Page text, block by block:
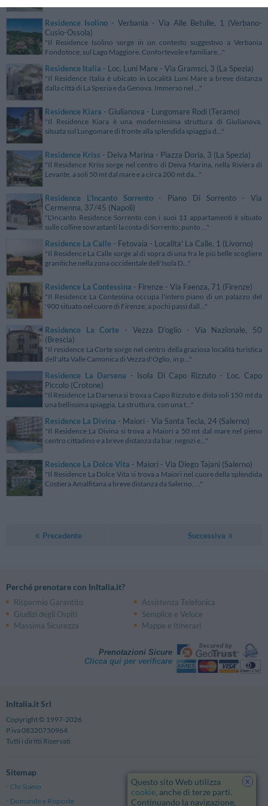
Residence Isolino - Verbania - Via Alle Betulle, 1 (Verbano-
Cusio-Ossola)
"Il Residence Isolino sorge in un contesto suggestivo a Verbania
Fondotoce, sul Lago Maggiore. Confortevole e familiare..."
Residence Italia - Loc. Luni Mare - Via Gramsci, 3 (La Spezia)
"Il Residence Italia è ubicato in Località Luni Mare a breve distanza
dalla città di La Spezia e da Genova. Immerso nel ..."
Residence Kiara - Giulianova - Lungomare Rodi (Teramo)
"Il Residence Kiara è una modernissima struttura di Giulianova,
situata sul Lungomare di fronte alla splendida spiaggia d..."
Residence Kriss - Deiva Marina - Piazza Doria, 3 (La Spezia)
"Il Residence Kriss sorge nel centro di Deiva Marina, nella Riviera di
Levante, a soli 50 mt dal mare e a circa 200 mt da..."
Residence L'Incanto Sorrento- Piano Di Sorrento - Via
Cermenna, 37/45 (Napoli)
"L'Incanto Residence Sorrento con i suoi 11 appartamenti è situato
sulle colline sovrastanti la costa di Sorrento; punto ..."
Residence La Calle - Fetovaia - Localita' La Calle, 1 (Livorno)
"Il Residence La Calle sorge al di sopra di una fra le più belle scogliere
granitiche nella zona occidentale dell'Isola D..."
Residence La Contessina - Firenze - Via Faenza, 71 (Firenze)
"Il Residence La Contessina occupa l'intero piano di un palazzo del
'900 situato nel cuore di Firenze, a pochi passi dall..."
Residence La Corte - Vezza D'oglio - Via Nazionale, 50
(Brescia)
"Il residence La Corte sorge nel centro della graziosa località turistica
dell'alta Valle Camonica di Vezza d'Oglio, in p..."
Residence La Darsena - Isola Di Capo Rizzuto - Loc. Capo
Piccolo (Crotone)
"Il Residence La Darsena si trova a Capo Rizzuto e dista soli 150 mt da
una bellissima spiaggia. La struttura, con una t..."
Residence La Divina - Maiori - Via Santa Tecla, 24 (Salerno)
"Il Residence La Divina si trova a Maiori a 50 mt dal mare nel pieno
centro cittadino e a breve distanza da bar, negozi e..."
Residence La Dolce Vita - Maiori - Via Diego Tajani (Salerno)
"Il Residence La Dolce Vita si trova a Maiori nel cuore della splendida
Costiera Amalfitana a breve distanza da Salerno, ..."
Precedente Successiva
Perché prenotare con InItalia.it?
Risparmio Garantito
Assistenza Telefonica
Giudizi degli Ospiti
Semplice e Veloce
Massima Sicurezza
Mappe e Itinerari
Prenotazioni Sicure
Clicca qui per verificare
InItalia.it Srl
Copyright © 1997-2026
P.iva 08320750964
Tutti i diritti Riservati
Sitemap
Chi Siamo
Note Legali
Domande e Risposte
Privacy
x
Questo sito Web utilizza
cookie, anche di terze parti.
Continuando la navigazione,